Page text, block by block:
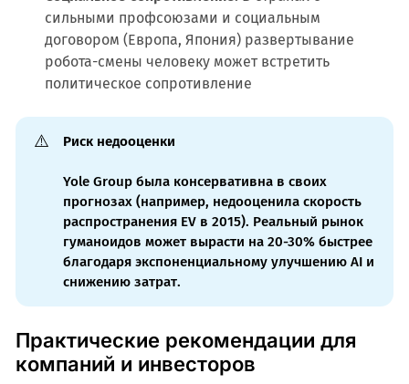
сильными профсоюзами и социальным
договором (Европа, Япония) развертывание
робота-смены человеку может встретить
политическое сопротивление
⚠️ Риск недооценки
Yole Group была консервативна в своих
прогнозах (например, недооценила скорость
распространения EV в 2015). Реальный рынок
гуманоидов может вырасти на 20-30% быстрее
благодаря экспоненциальному улучшению AI и
снижению затрат.
Практические рекомендации для
компаний и инвесторов